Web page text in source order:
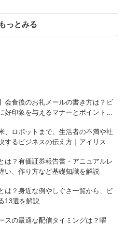
もっとみる
会食後のお礼メールの書き方は？ビ
好印象を与えるマナーとポイントを
、ロボットまで。生活者の不満や社
するビジネスの伝え方｜アイリスオ
は？有価証券報告書・アニュアルレ
い、作り方など基礎知識を解説
は？身近な例やしぐさ一覧から、ビ
13選を解説
スの最適な配信タイミングは？曜